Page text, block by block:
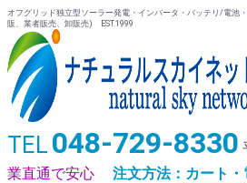
オフグリッド独立型ソーラー発電・インバータ・バッテリ/電池
販、業者販売、卸販売) EST.1999
TEL 048-729-8330
業直通で安心
注文方法：カート